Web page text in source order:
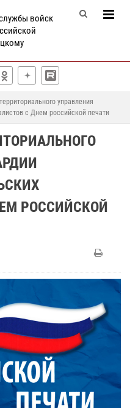
войск
управления
с Днем российской печати
РОССИЙСКОЙ